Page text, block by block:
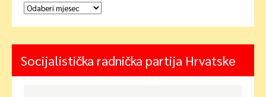
Arhiva
Socijalistička radnička partija Hrvatske